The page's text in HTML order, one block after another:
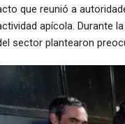
que reunió a
apícola. Durante
sector plantearon